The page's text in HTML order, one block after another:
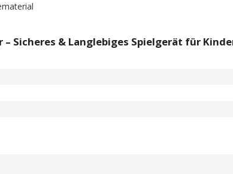
Sicheres & Langlebiges Spielgerät für